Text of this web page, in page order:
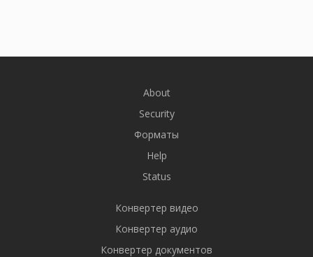
About
Security
Форматы
Help
Status
Конвертер видео
Конвертер аудио
Конвертер документов